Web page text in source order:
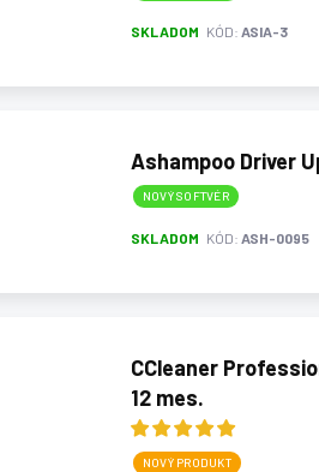
SKLADOM KÓD: ASIA-3
Ashampoo Driver
NOVÝ SOFTVÉR
SKLADOM KÓD: ASH-0095
CCleaner
12 mes.
NOVÝ PRODUKT